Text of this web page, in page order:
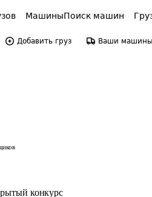
МашиныПоиск машин
Добавить груз Ваши машины
конкурс